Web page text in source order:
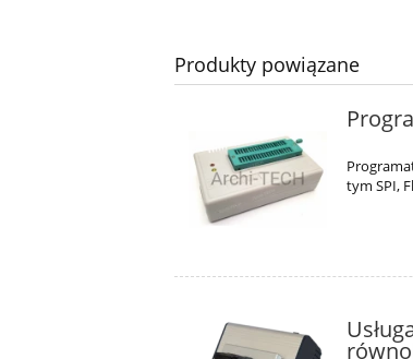
Produkty powiązane
tym SPI,